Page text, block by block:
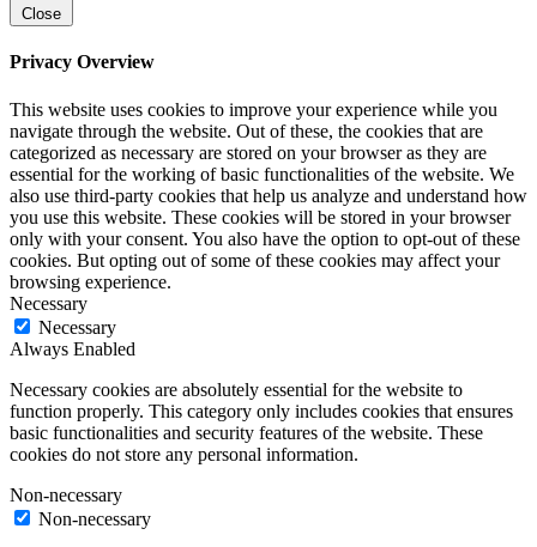
Close
Privacy Overview
This website uses cookies to improve your experience while you
navigate through the website. Out of these, the cookies that are
categorized as necessary are stored on your browser as they are
essential for the working of basic functionalities of the website. We
also use third-party cookies that help us analyze and understand how
you use this website. These cookies will be stored in your browser
only with your consent. You also have the option to opt-out of these
cookies. But opting out of some of these cookies may affect your
browsing experience.
Necessary
Necessary
Always Enabled
Necessary cookies are absolutely essential for the website to
function properly. This category only includes cookies that ensures
basic functionalities and security features of the website. These
cookies do not store any personal information.
Non-necessary
Non-necessary